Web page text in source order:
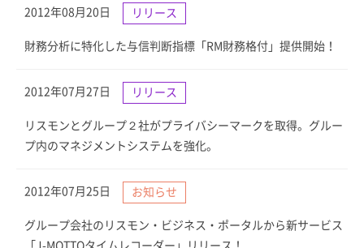
2012年08月20日 リリース
財務分析に特化した与信判断指標「RM財務格付」提供開始！
2012年07月27日 リリース
リスモンとグループ２社がプライバシーマークを取得。グルー
プ内のマネジメントシステムを強化。
2012年07月25日 お知らせ
グループ会社のリスモン・ビジネス・ポータルから新サービス
「J-MOTTOタイムレコーダー」リリース！